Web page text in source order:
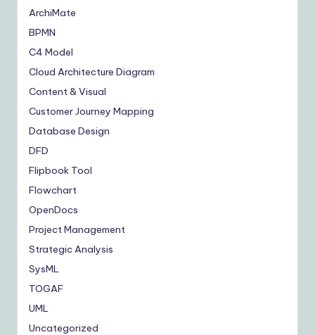
ArchiMate
BPMN
C4 Model
Cloud Architecture Diagram
Content & Visual
Customer Journey Mapping
Database Design
DFD
Flipbook Tool
Flowchart
OpenDocs
Project Management
Strategic Analysis
SysML
TOGAF
UML
Uncategorized